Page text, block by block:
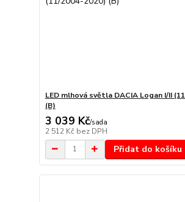
LED mlhová světla DACIA Logan I/II
(B)
3 039 Kč/sada
2 512 Kč bez DPH
Přidat do košíku